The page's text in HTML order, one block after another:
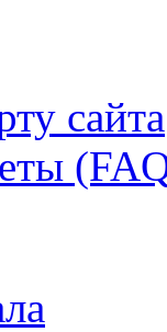
сайта